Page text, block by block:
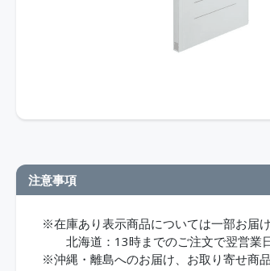
注意事項
※在庫あり表示商品については一部お届
北海道：13時までのご注文で翌営業
※沖縄・離島へのお届け、お取り寄せ商